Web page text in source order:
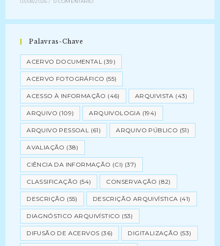
Palavras-Chave
ACERVO DOCUMENTAL (39)
ACERVO FOTOGRÁFICO (55)
ACESSO À INFORMAÇÃO (46) ARQUIVISTA (43)
ARQUIVO (109) ARQUIVOLOGIA (194)
ARQUIVO PESSOAL (61) ARQUIVO PÚBLICO (51)
AVALIAÇÃO (38)
CIÊNCIA DA INFORMAÇÃO (CI) (37)
CLASSIFICAÇÃO (54) CONSERVAÇÃO (82)
DESCRIÇÃO (55) DESCRIÇÃO ARQUIVÍSTICA (41)
DIAGNÓSTICO ARQUIVÍSTICO (53)
DIFUSÃO DE ACERVOS (36) DIGITALIZAÇÃO (53)